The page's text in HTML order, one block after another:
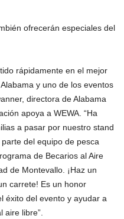
ofrecerán especiales del
rápidamente en el mejor
y uno de los eventos
directora de Alabama
apoya a WEWA. “Ha
a pasar por nuestro stand
del equipo de pesca
de Becarios al Aire
de Montevallo. ¡Haz un
carrete! Es un honor
éxito del evento y ayudar a
libre”.